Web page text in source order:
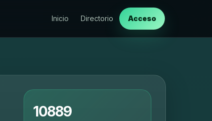
Inicio Directorio Acceso
10889